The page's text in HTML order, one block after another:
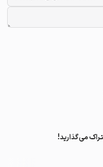
می‌گذارید!